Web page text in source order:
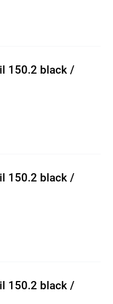
150.2 black /
150.2 black /
150.2 black /